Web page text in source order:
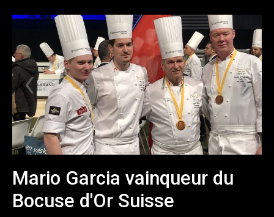
Mario Garcia vainqueur du
Bocuse d'Or Suisse